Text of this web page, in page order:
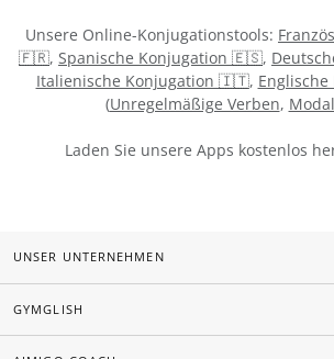
Unsere Online-Konjugationstools:
🇫🇷, Spanische Konjugation 🇪🇸,
Italienische Konjugation 🇮🇹,
(Unregelmäßige Verben,
Laden Sie unsere Apps kostenlos
UNSER UNTERNEHMEN
GYMGLISH